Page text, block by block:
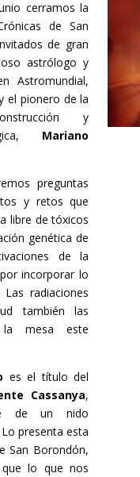
cerramos la
de San
de gran
astrólogo y
Astromundial,
el pionero de la
y
Mariano
preguntas
y retos que
libre de tóxicos
genética de
de la
incorporar lo
radiaciones
también las
la mesa este
es el título del
Cassanya,
de un nido
presenta esta
San Borondón,
lo que nos